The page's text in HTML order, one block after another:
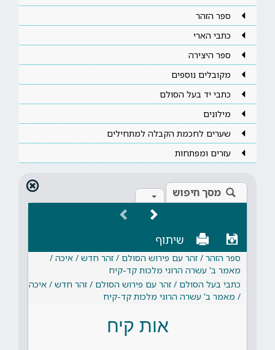
ספר הזהר
כתבי הארי
ספר היצירה
מקובלים נוספים
כתבי יד בעל הסולם
מילונים
שערים לחכמת הקבלה למתחילים
עזרים ומפתחות
מסך חיפוש
שיתוף
ספר הזהר / זהר עם פירוש הסולם / זהר חדש / איכה /
מאמר ב' עשרה הרוגי מלכות קד-קיח
כתבי בעל הסולם / זהר עם פירוש הסולם / זהר חדש / איכה
/ מאמר ב' עשרה הרוגי מלכות קד-קיח
אות קיח